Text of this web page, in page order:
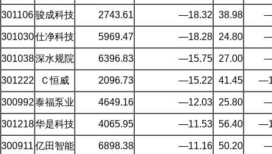
301106骏成科技 2743.61 —18.32 38.98
301030仕净科技 5969.47 —18.28 24.80
301038深水规院 6396.83 —15.75 27.00
301222 Ｃ恒威 2096.73 —15.22 41.45
300992泰福泵业 4649.16 —12.03 25.80
301218华是科技 4065.95 —11.53 56.40
300911 亿田智能 6898.38 —11.16 50.20